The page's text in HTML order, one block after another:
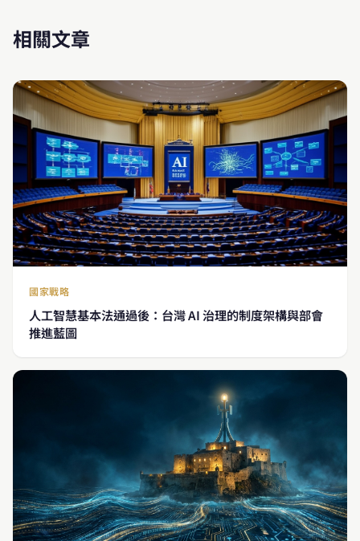
相關文章
國家戰略
人工智慧基本法通過後：台灣 AI 治理的制度架構與部會
推進藍圖